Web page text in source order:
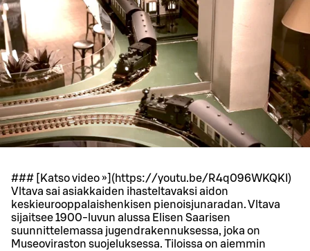
### [Katso video »](https://youtu.be/R4q096WKQKI)
Vltava sai asiakkaiden ihasteltavaksi aidon
keskieurooppalaishenkisen pienoisjunaradan. Vltava
sijaitsee 1900-luvun alussa Elisen Saarisen
suunnittelemassa jugendrakennuksessa, joka on
Museoviraston suojeluksessa. Tiloissa on aiemmin